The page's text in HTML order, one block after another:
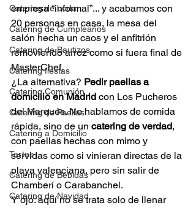
Catering de boda
Catering de Cumpleaños
Catering de Bautizos
Catering fiestas
Catering Comunión
Catering de Paellas
Catering a Domicilio
Tartas
Catering de Bebidas
Catering de Navidad
empresa “informal”... y acabamos con
20 personas en casa, la mesa del
salón hecha un caos y el anfitrión
removiendo arroz como si fuera final de
MasterChef.
¿La alternativa? Pedir paellas a
domicilio en Madrid con Los Pucheros
del Marqués. No hablamos de comida
rápida, sino de un catering de verdad,
con paellas hechas con mimo y
servidas como si vinieran directas de la
playa valenciana, pero sin salir de
Chamberí o Carabanchel.
Y ojo: aquí no se trata solo de llenar